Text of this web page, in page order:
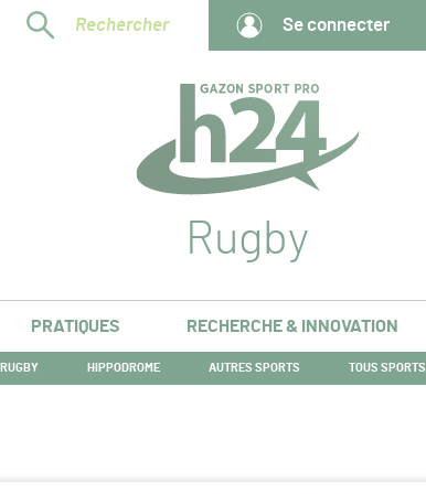
Rechercher Se connecter
Rugby
PRATIQUES RECHERCHE & INNOVATION
PAGE
RUGBY HIPPODROME AUTRES SPORTS TOUS SPORTS